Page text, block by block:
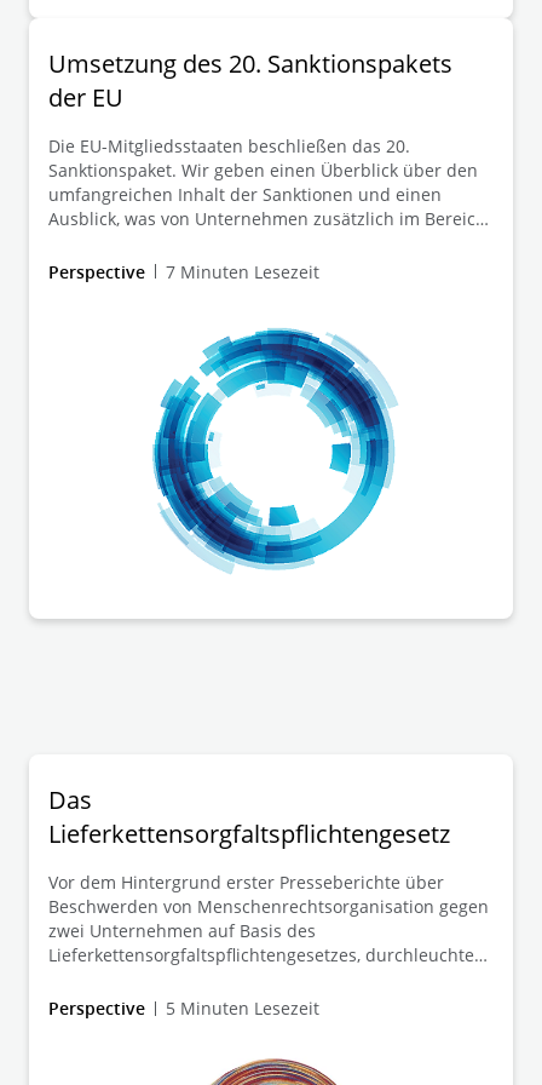
verantwortlich sind.
Umsetzung des 20. Sanktionspakets
der EU
Die EU-Mitgliedsstaaten beschließen das 20.
Sanktionspaket. Wir geben einen Überblick über den
umfangreichen Inhalt der Sanktionen und einen
Ausblick, was von Unternehmen zusätzlich im Bereich
Perspective
7 Minuten Lesezeit
Das
Lieferkettensorgfaltspflichtengesetz
Vor dem Hintergrund erster Presseberichte über
Beschwerden von Menschenrechtsorganisation gegen
zwei Unternehmen auf Basis des
Lieferkettensorgfaltspflichtengesetzes, durchleuchten
Risikos von Sanktionen und zivilrechtlichen Klagen.
Perspective 5 Minuten Lesezeit